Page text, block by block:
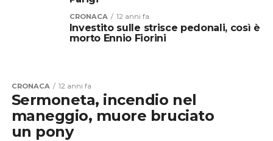
CRONACA 12 anni fa
Investito sulle strisce pedonali, così è
morto Ennio Fiorini
CRONACA 12 anni fa
Sermoneta, incendio nel
maneggio, muore bruciato
un pony